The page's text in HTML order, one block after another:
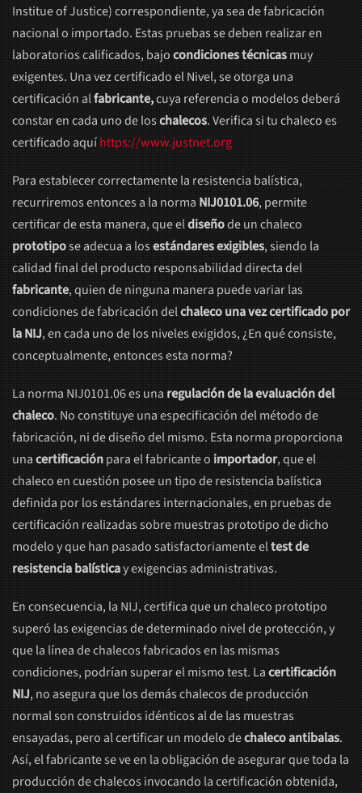
Institue of Justice) correspondiente, ya sea de fabricación
nacional o importado. Estas pruebas se deben realizar en
laboratorios calificados, bajocondiciones técnicasmuy
exigentes. Una vez certificado el Nivel, se otorga una
certificación alfabricante,cuya referencia o modelos deberá
constar en cada uno de loschalecos. Verifica si tu chaleco es
certificado aquíhttps://www.justnet.org
Para establecer correctamente la resistencia balística,
recurriremos entonces a la norma NIJ0101.06, permite
certificar de esta manera, que eldiseñode un chaleco
prototipose adecua a losestándares exigibles, siendo la
calidad final del producto responsabilidad directa del
fabricante, quien de ninguna manera puede variar las
condiciones de fabricación delchaleco una vez certificado por
la NIJ, en cada uno de los niveles exigidos, ¿En qué consiste,
conceptualmente, entonces esta norma?
La norma NIJ0101.06 es una regulación de la evaluación del
chaleco. No constituye una especificación del método de
fabricación, ni de diseño del mismo. Esta norma proporciona
unacertificaciónpara el fabricante o importador, que el
chaleco en cuestión posee un tipo de resistencia balística
definida por los estándares internacionales, en pruebas de
certificación realizadas sobre muestras prototipo de dicho
modelo y que han pasado satisfactoriamente eltest de
resistencia balísticay exigencias administrativas.
En consecuencia, la NIJ, certifica que un chaleco prototipo
superó las exigencias de determinado nivel de protección, y
que la línea de chalecos fabricados en las mismas
condiciones, podrían superar el mismo test. Lacertificación
NIJ, no asegura que los demás chalecos de producción
normal son construidos idénticos al de las muestras
ensayadas, pero al certificar un modelo dechaleco antibalas.
Así, el fabricante se ve en la obligación de asegurar que toda la
producción de chalecos invocando la certificación obtenida,